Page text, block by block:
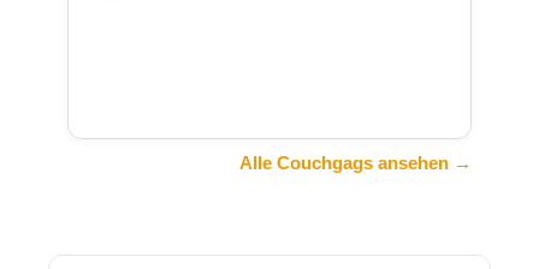
Alle Couchgags ansehen →